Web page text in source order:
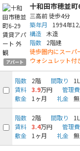
アパート
十和田市穂並町
三高前徒歩4分
築年月
1994年12
構造 木造
階数
2階建
徒歩圏内にスーパ
ウォシュレット
階数 2階 間取り
賃料 3.9万円 管理
敷金
1ヶ月 礼金 無
階数 2階 間取り
賃料 3.4万円 管理
敷金
1ヶ月 礼金 無